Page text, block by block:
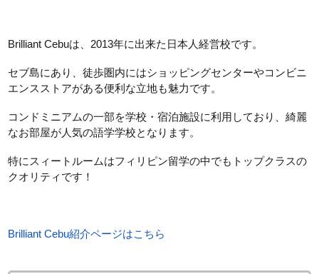
Brilliant Cebuは、2013年に出来た日本人経営校です。
セブ島にあり、徒歩圏内にはショッピングセンターやコンビニ
エンスストアがある便利な立地も魅力です。
コンドミニアムの一部を学校・宿泊施設に利用しており、綺麗
なお部屋が人気の語学学校となります。
特にスィートルームはフィリピン留学の中でもトップクラスの
クオリティです！
Brilliant Cebu紹介ページはこちら